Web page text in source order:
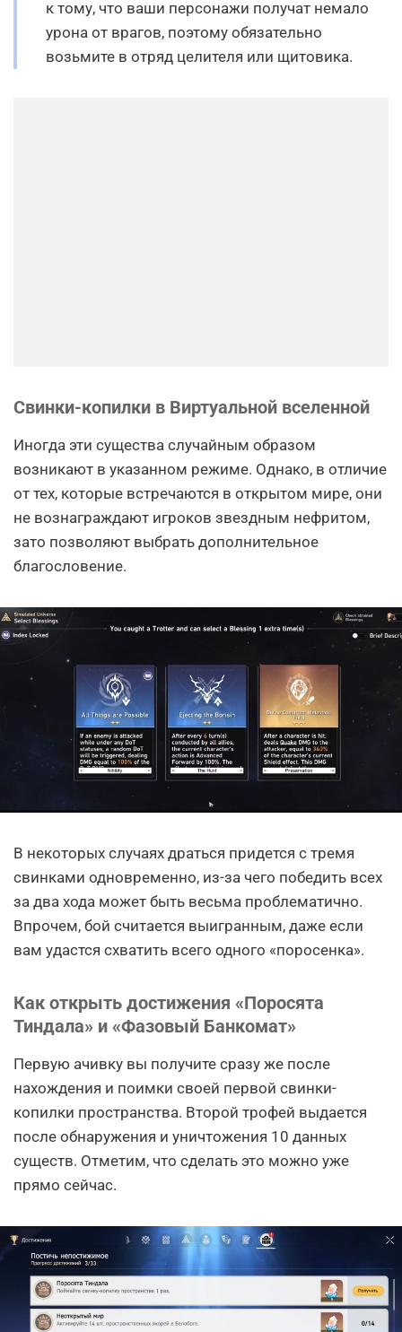
к тому, что ваши персонажи получат немало
урона от врагов, поэтому обязательно
возьмите в отряд целителя или щитовика.
Свинки-копилки в Виртуальной вселенной
Иногда эти существа случайным образом
возникают в указанном режиме. Однако, в отличие
от тех, которые встречаются в открытом мире, они
не вознаграждают игроков звездным нефритом,
зато позволяют выбрать дополнительное
благословение.
В некоторых случаях драться придется с тремя
свинками одновременно, из-за чего победить всех
за два хода может быть весьма проблематично.
Впрочем, бой считается выигранным, даже если
вам удастся схватить всего одного «поросенка».
Как открыть достижения «Поросята
Тиндала» и «Фазовый Банкомат»
Первую ачивку вы получите сразу же после
нахождения и поимки своей первой свинки-
копилки пространства. Второй трофей выдается
после обнаружения и уничтожения 10 данных
существ. Отметим, что сделать это можно уже
прямо сейчас.